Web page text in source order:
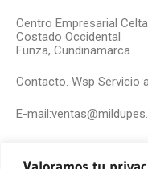
Centro Empresarial
Costado Occidental
Funza, Cundinamarca
Contacto. Wsp Servicio
E-